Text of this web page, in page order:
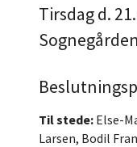
Tirsdag d.
Sognegården
Til stede: Else-
Larsen, Bodil